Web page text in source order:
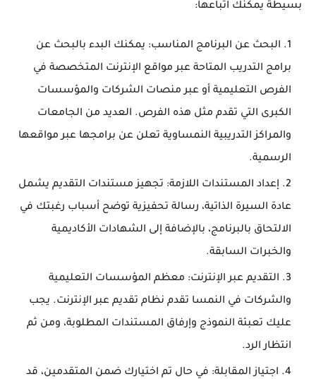
بسيطة يمكنك اتباعها:
البحث عن البرنامج المناسب: يمكنك البدء بالبحث عن
برامج التدريب المتاحة عبر مواقع الإنترنت المتخصصة في
الفرص التعليمية أو عبر منصات الشركات والمؤسسات
الكبرى التي تقدم مثل هذه الفرص. العديد من الجامعات
والمراكز التدريبية النمساوية تعلن عن برامجها عبر مواقعها
الرسمية.
إعداد المستندات اللازمة: تجهيز مستندات التقديم يشمل
عادة السيرة الذاتية، رسالة تحفيزية توضح أسباب رغبتك في
الالتحاق بالبرنامج، بالإضافة إلى الشهادات الأكاديمية
والخبرات السابقة.
التقديم عبر الإنترنت: معظم المؤسسات التعليمية
والشركات في النمسا تقدم نظام تقديم عبر الإنترنت. يجب
عليك تعبئة النموذج وإرفاق المستندات المطلوبة، ومن ثم
انتظار الرد.
اجتياز المقابلة: في حال تم اختيارك ضمن المتقدمين، قد